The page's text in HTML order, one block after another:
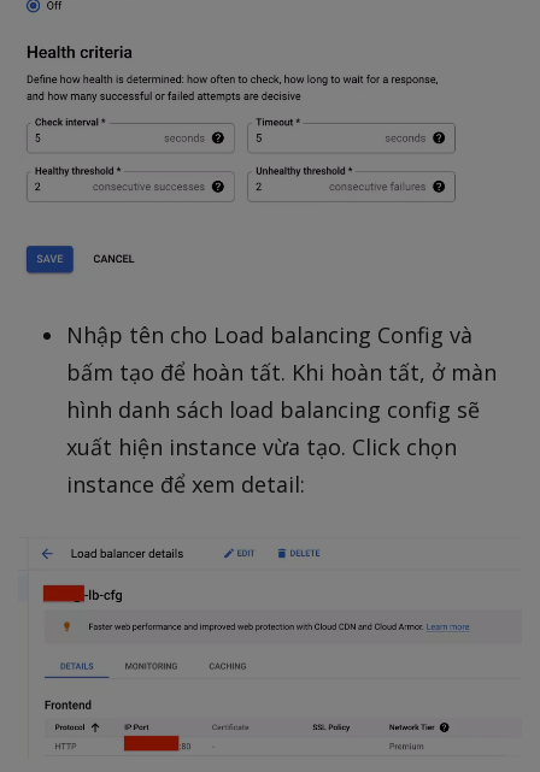
Nhập tên cho Load balancing Config và
bấm tạo để hoàn tất. Khi hoàn tất, ở màn
hình danh sách load balancing config sẽ
xuất hiện instance vừa tạo. Click chọn
instance để xem detail: